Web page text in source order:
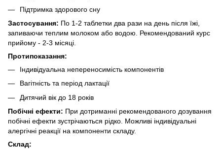
Підтримка здорового сну
Застосування: По 1-2 таблетки два рази на день після їжі,
запиваючи теплим молоком або водою. Рекомендований курс
прийому - 2-3 місяці.
Протипоказання:
Індивідуальна непереносимість компонентів
Вагітність та період лактації
Дитячий вік до 18 років
Побічні ефекти: При дотриманні рекомендованого дозування
побічні ефекти зустрічаються рідко. Можливі індивідуальні
алергічні реакції на компоненти складу.
Склад: